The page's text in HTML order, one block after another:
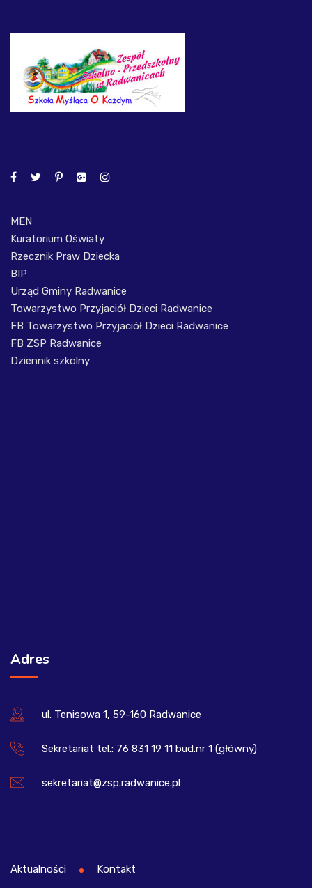
MEN
Kuratorium Oświaty
Rzecznik Praw Dziecka
BIP
Urząd Gminy Radwanice
Towarzystwo Przyjaciół Dzieci Radwanice
FB Towarzystwo Przyjaciół Dzieci Radwanice
FB ZSP Radwanice
Dziennik szkolny
Adres
ul. Tenisowa 1, 59-160 Radwanice
Sekretariat tel.: 76 831 19 11 bud.nr 1 (główny)
sekretariat@zsp.radwanice.pl
Aktualności Kontakt